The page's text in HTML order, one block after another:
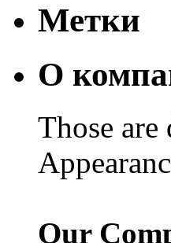
Метки
О
Those
Our